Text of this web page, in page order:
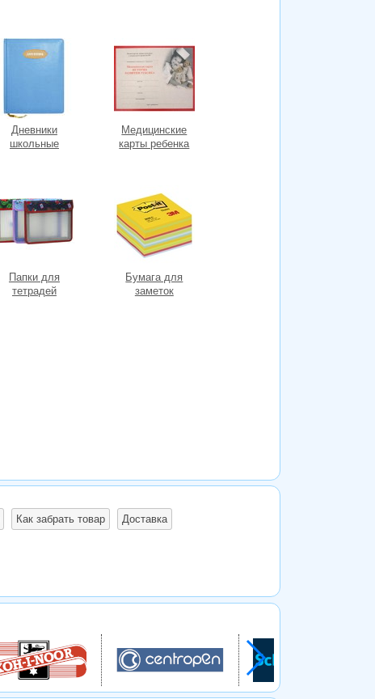
Дневники
школьные
Медицинские
карты ребенка
Папки для
тетрадей
Бумага для
заметок
Как забрать товар Доставка